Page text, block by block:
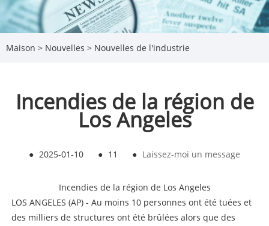
Maison > Nouvelles > Nouvelles de l'industrie
Incendies de la région de
Los Angeles
● 2025-01-10 ● 11 ● Laissez-moi un message
Incendies de la région de Los Angeles
LOS ANGELES (AP) - Au moins 10 personnes ont été tuées et
des milliers de structures ont été brûlées alors que des